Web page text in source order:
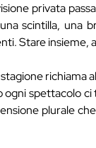
privata
scintilla, una
Stare
richiama
spettacolo
plurale